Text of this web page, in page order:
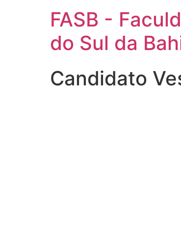
FASB -
do Sul da
Candidato